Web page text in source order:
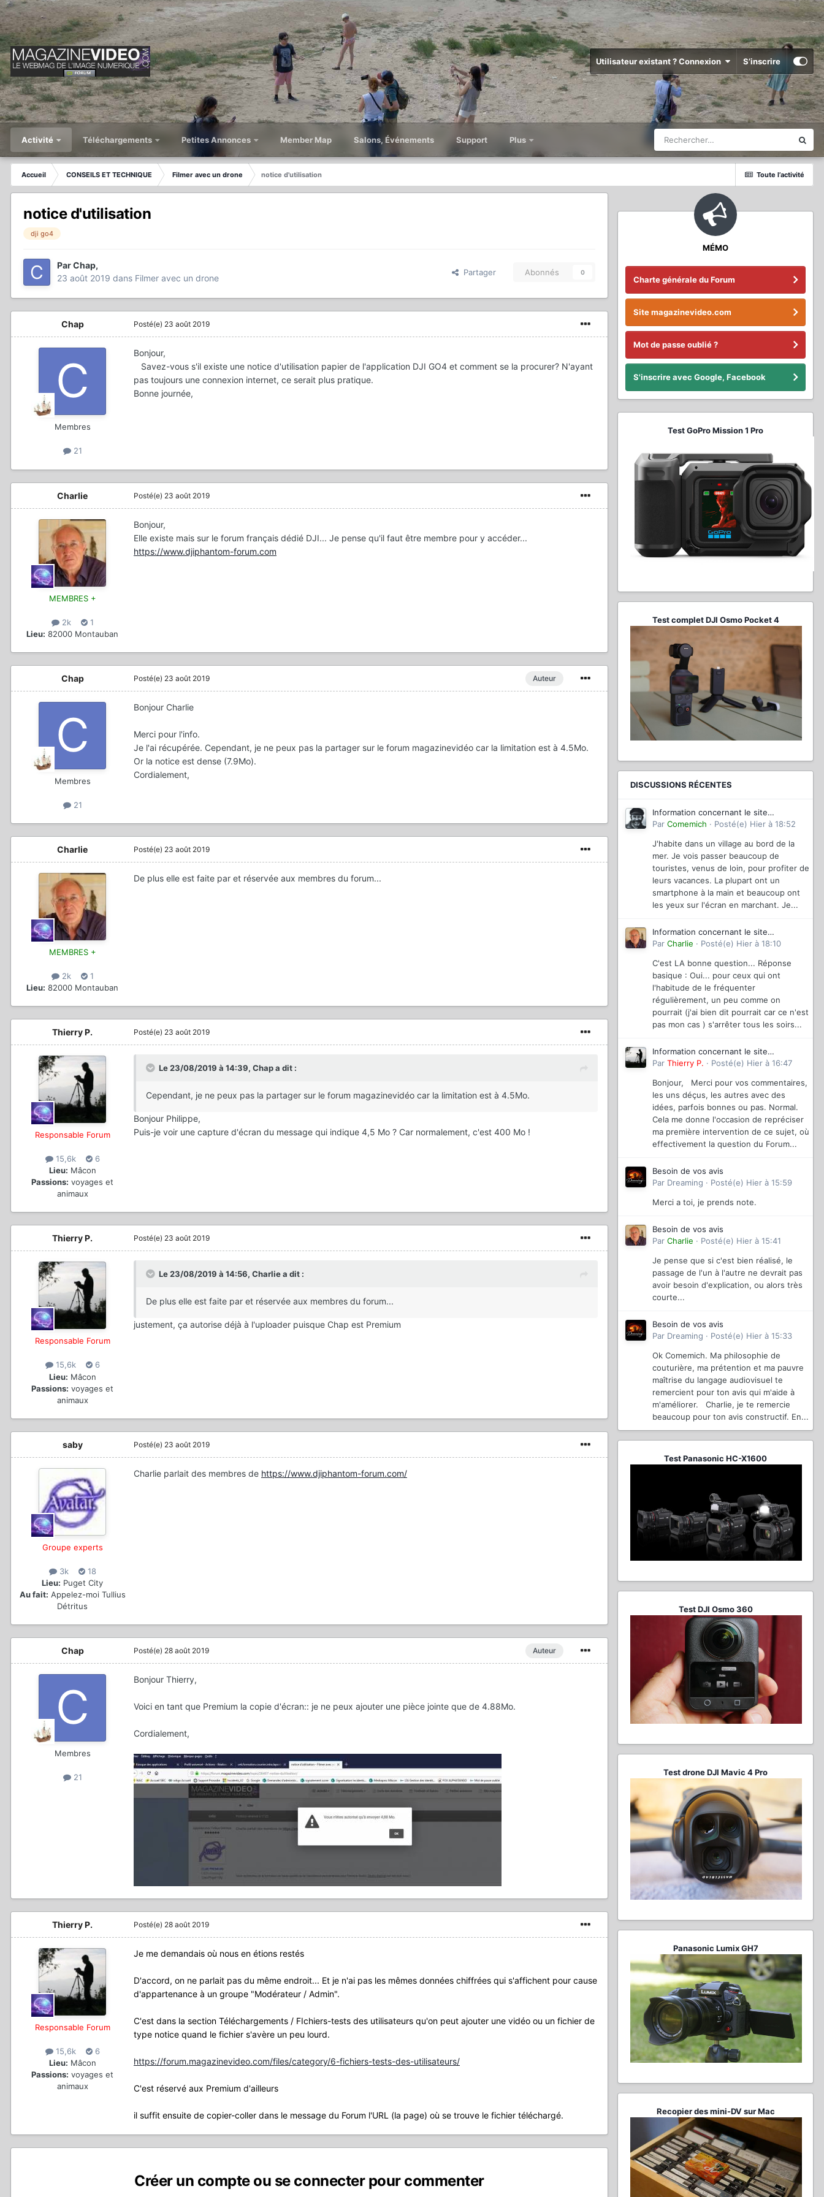
Utilisateur existant ? Connexion S’inscrire
Activité Téléchargements Petites Annonces Member Map Salons, Événements Support Plus
Toute l’activité
Accueil CONSEILS ET TECHNIQUE Filmer avec un drone notice d'utilisation
notice d'utilisation
dji go4
ParChap,
23 août 2019 dans Filmer avec un drone
Partager Abonnés 0
Chap
Membres
21
Posté(e) 23 août 2019
Bonjour,
Savez-vous s'il existe une notice d'utilisation papier de l'application DJI GO4 et comment se la procurer? N'ayant
pas toujours une connexion internet, ce serait plus pratique.
Bonne journée,
Charlie
MEMBRES +
2k
1
Lieu: 82000 Montauban
Posté(e) 23 août 2019
Bonjour,
Elle existe mais sur le forum français dédié DJI... Je pense qu'il faut être membre pour y accéder...
https://www.djiphantom-forum.com
Chap
Membres
21
Auteur
Posté(e) 23 août 2019
Bonjour Charlie
Merci pour l'info.
Je l'ai récupérée. Cependant, je ne peux pas la partager sur le forum magazinevidéo car la limitation est à 4.5Mo.
Or la notice est dense (7.9Mo).
Cordialement,
Charlie
MEMBRES +
2k
1
Lieu: 82000 Montauban
Posté(e) 23 août 2019
De plus elle est faite par et réservée aux membres du forum...
Thierry P.
Responsable Forum
15,6k
6
Lieu: Mâcon
Passions: voyages et
animaux
Posté(e) 23 août 2019
Le 23/08/2019 à 14:39, Chapa dit :
Cependant, je ne peux pas la partager sur le forum magazinevidéo car la limitation est à 4.5Mo.
Bonjour Philippe,
Puis-je voir une capture d'écran du message qui indique 4,5 Mo ? Car normalement, c'est 400 Mo !
Thierry P.
Responsable Forum
15,6k
6
Lieu: Mâcon
Passions: voyages et
animaux
Posté(e) 23 août 2019
Le 23/08/2019 à 14:56, Charliea dit :
De plus elle est faite par et réservée aux membres du forum...
justement, ça autorise déjà à l'uploader puisque Chap est Premium
saby
Groupe experts
3k
18
Lieu: Puget City
Au fait: Appelez-moi Tullius
Détritus
Posté(e) 23 août 2019
Charlie parlait des membres de https://www.djiphantom-forum.com/
Chap
Membres
21
Auteur
Posté(e) 28 août 2019
Bonjour Thierry,
Voici en tant que Premium la copie d'écran:: je ne peux ajouter une pièce jointe que de 4.88Mo.
Cordialement,
Thierry P.
Responsable Forum
15,6k
6
Lieu: Mâcon
Passions: voyages et
animaux
Posté(e) 28 août 2019
Je me demandais où nous en étions restés
D'accord, on ne parlait pas du même endroit... Et je n'ai pas les mêmes données chiffrées qui s'affichent pour cause
d'appartenance à un groupe "Modérateur / Admin".
C'est dans la section Téléchargements / FIchiers-tests des utilisateurs qu'on peut ajouter une vidéo ou un fichier de
type notice quand le fichier s'avère un peu lourd.
https://forum.magazinevideo.com/files/category/6-fichiers-tests-des-utilisateurs/
C'est réservé aux Premium d'ailleurs
il suffit ensuite de copier-coller dans le message du Forum l'URL (la page) où se trouve le fichier téléchargé.
Créer un compte ou se connecter pour commenter
MÉMO
Charte générale du Forum
Site magazinevideo.com
Mot de passe oublié ?
S'inscrire avec Google, Facebook
Test GoPro Mission 1 Pro
Test complet DJI Osmo Pocket 4
DISCUSSIONS RÉCENTES
Information concernant le site
magazinevideo
Par Comemich · Posté(e) Hier à 18:52
J'habite dans un village au bord de la
mer. Je vois passer beaucoup de
touristes, venus de loin, pour profiter de
leurs vacances. La plupart ont un
smartphone à la main et beaucoup ont
les yeux sur l'écran en marchant. Je...
Information concernant le site
magazinevideo
Par Charlie · Posté(e) Hier à 18:10
C'est LA bonne question... Réponse
basique : Oui... pour ceux qui ont
l'habitude de le fréquenter
régulièrement, un peu comme on
pourrait (j'ai bien dit pourrait car ce n'est
pas mon cas ) s'arrêter tous les soirs...
Information concernant le site
magazinevideo
Par Thierry P. · Posté(e) Hier à 16:47
Bonjour, Merci pour vos commentaires,
les uns déçus, les autres avec des
idées, parfois bonnes ou pas. Normal.
Cela me donne l'occasion de repréciser
ma première intervention de ce sujet, où
effectivement la question du Forum...
Besoin de vos avis
Par Dreaming · Posté(e) Hier à 15:59
Merci a toi, je prends note.
Besoin de vos avis
Par Charlie · Posté(e) Hier à 15:41
Je pense que si c'est bien réalisé, le
passage de l'un à l'autre ne devrait pas
avoir besoin d'explication, ou alors très
courte...
Besoin de vos avis
Par Dreaming · Posté(e) Hier à 15:33
Ok Comemich. Ma philosophie de
couturière, ma prétention et ma pauvre
maîtrise du langage audiovisuel te
remercient pour ton avis qui m'aide à
m'améliorer. Charlie, je te remercie
beaucoup pour ton avis constructif. En...
Test Panasonic HC-X1600
Test DJI Osmo 360
Test drone DJI Mavic 4 Pro
Panasonic Lumix GH7
Recopier des mini-DV sur Mac